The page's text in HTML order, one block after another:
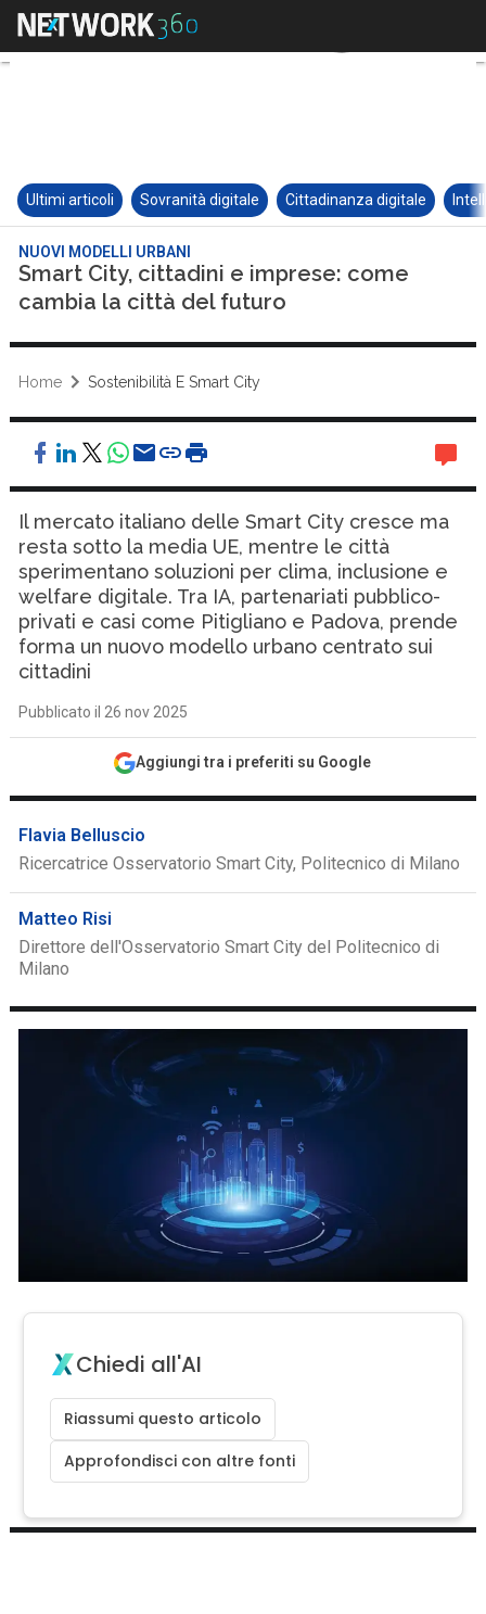
Ultimi articoli Sovranità digitale Cittadinanza digitale
NUOVI MODELLI URBANI
Smart City, cittadini e imprese: come
cambia la città del futuro
Home Sostenibilità E Smart City
Il mercato italiano delle Smart City cresce ma
resta sotto la media UE, mentre le città
sperimentano soluzioni per clima, inclusione e
welfare digitale. Tra IA, partenariati pubblico-
privati e casi come Pitigliano e Padova, prende
forma un nuovo modello urbano centrato sui
cittadini
Pubblicato il 26 nov 2025
Aggiungi tra i preferiti su Google
Flavia Belluscio
Ricercatrice Osservatorio Smart City, Politecnico di Milano
Matteo Risi
Direttore dell'Osservatorio Smart City del Politecnico di
Milano
Chiedi all'AI
Riassumi questo articolo
Approfondisci con altre fonti